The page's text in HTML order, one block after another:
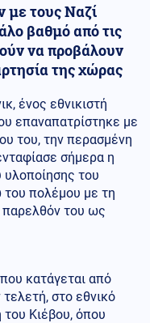
με τους Ναζί
βαθμό από τις
να προβάλουν
της χώρας
ένος εθνικιστή
επαναπατρίστηκε με
του, την περασμένη
σήμερα η
υλοποίησης του
πολέμου με τη
του ως
κατάγεται από
στο εθνικό
του Κιέβου, όπου